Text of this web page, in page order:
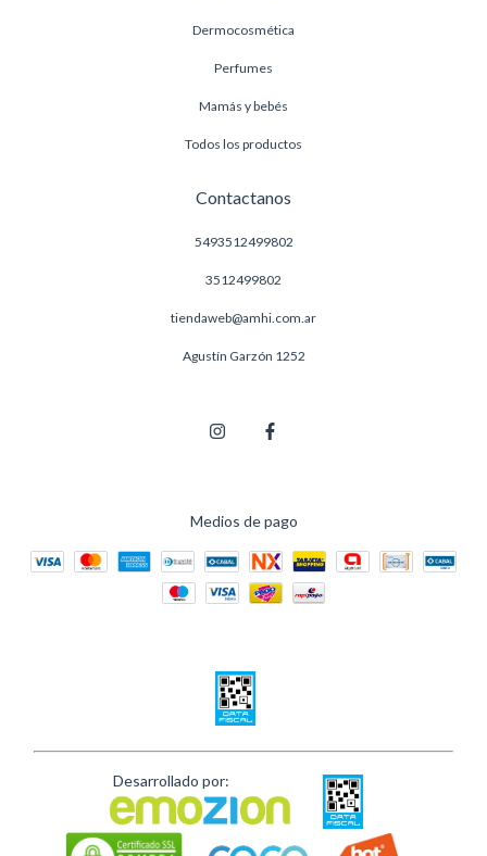
Dermocosmética
Perfumes
Mamás y bebés
Todos los productos
Contactanos
5493512499802
3512499802
tiendaweb@amhi.com.ar
Agustín Garzón 1252
Medios de pago
Desarrollado por: